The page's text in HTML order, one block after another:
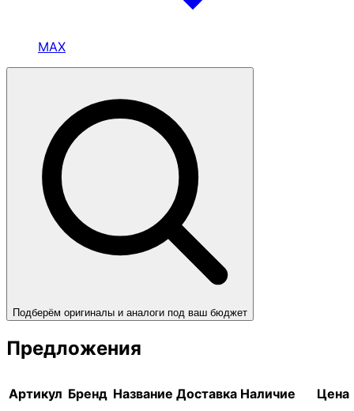
MAX
Подберём оригиналы и аналоги под ваш бюджет
Предложения
Артикул Бренд Название Доставка Наличие Цена